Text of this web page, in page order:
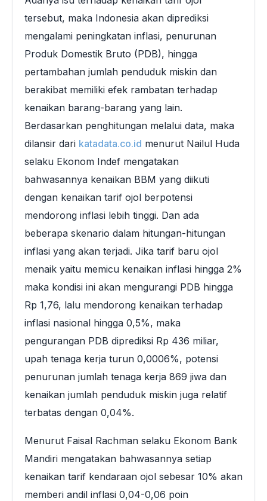
tersebut, maka Indonesia akan diprediksi
mengalami peningkatan inflasi, penurunan
Produk Domestik Bruto (PDB), hingga
pertambahan jumlah penduduk miskin dan
berakibat memiliki efek rambatan terhadap
kenaikan barang-barang yang lain.
Berdasarkan penghitungan melalui data, maka
dilansir dari katadata.co.id menurut Nailul Huda
selaku Ekonom Indef mengatakan
bahwasannya kenaikan BBM yang diikuti
dengan kenaikan tarif ojol berpotensi
mendorong inflasi lebih tinggi. Dan ada
beberapa skenario dalam hitungan-hitungan
inflasi yang akan terjadi. Jika tarif baru ojol
menaik yaitu memicu kenaikan inflasi hingga 2%
maka kondisi ini akan mengurangi PDB hingga
Rp 1,76, lalu mendorong kenaikan terhadap
inflasi nasional hingga 0,5%, maka
pengurangan PDB diprediksi Rp 436 miliar,
upah tenaga kerja turun 0,0006%, potensi
penurunan jumlah tenaga kerja 869 jiwa dan
kenaikan jumlah penduduk miskin juga relatif
terbatas dengan 0,04%.
Menurut Faisal Rachman selaku Ekonom Bank
Mandiri mengatakan bahwasannya setiap
kenaikan tarif kendaraan ojol sebesar 10% akan
memberi andil inflasi 0,04-0,06 poin